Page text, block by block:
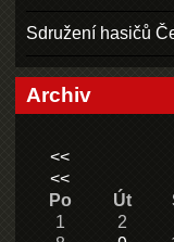
Sdružení hasičů
Archiv
<<
<<
Po
Út
1
2